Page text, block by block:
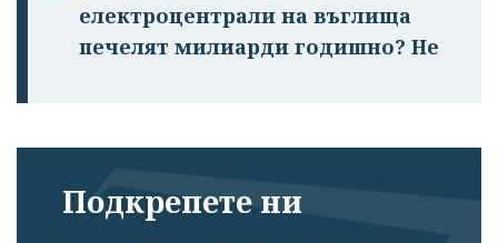
електроцентрали на въглища
печелят милиарди годишно? Не
Подкрепете ни